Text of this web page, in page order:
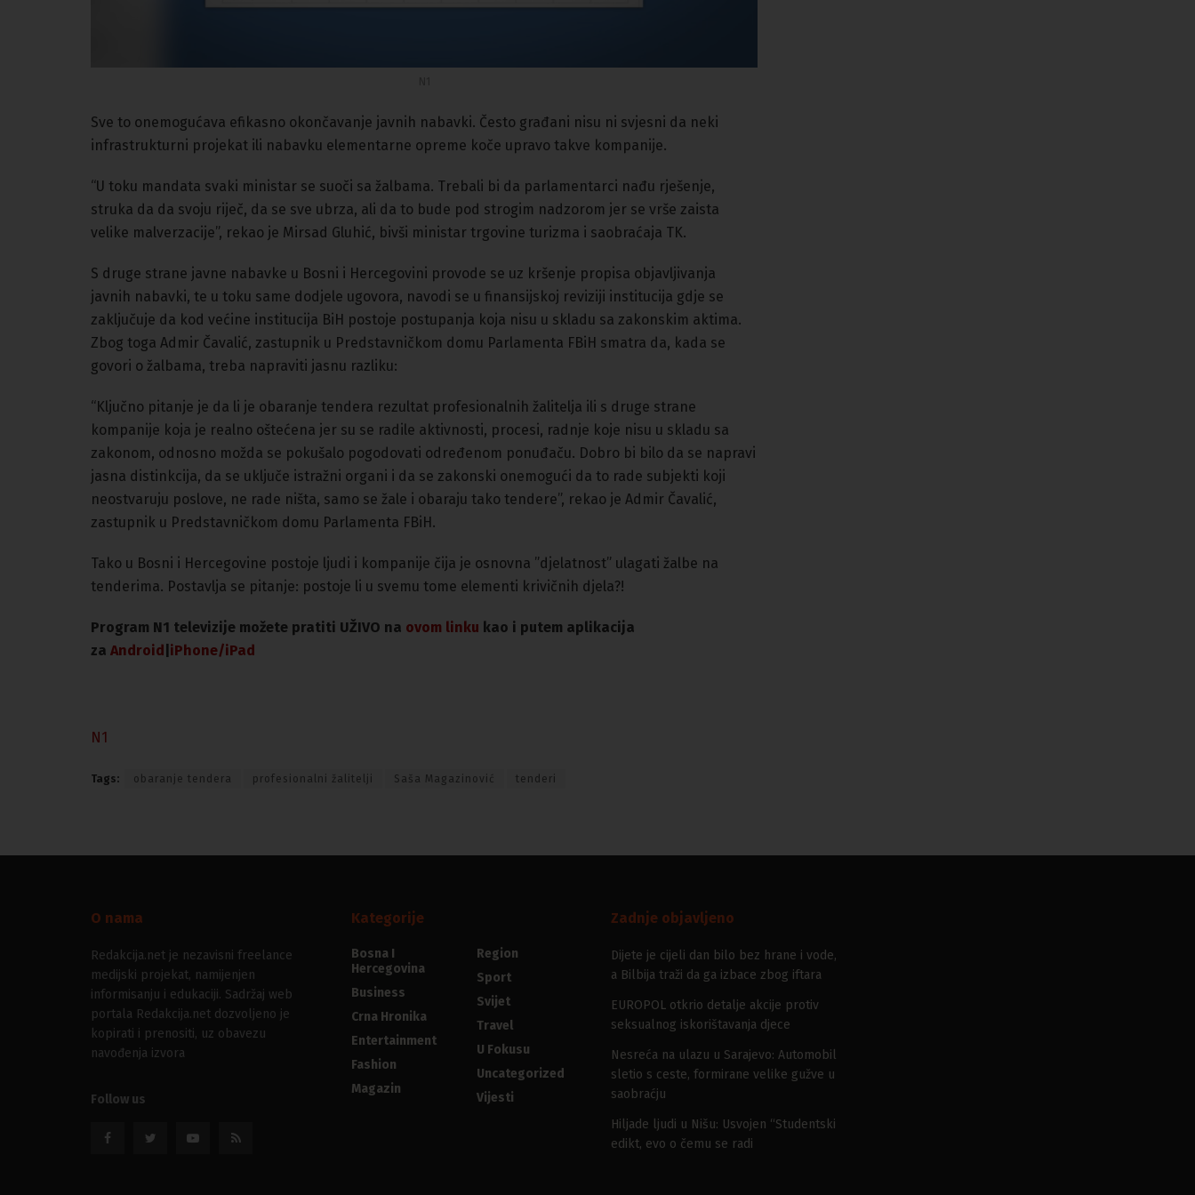
Sve to onemogućava efikasno okončavanje javnih nabavki. Često građani nisu ni svjesni da neki
infrastrukturni projekat ili nabavku elementarne opreme koče upravo takve kompanije.
“U toku mandata svaki ministar se suoči sa žalbama. Trebali bi da parlamentarci nađu rješenje,
struka da da svoju riječ, da se sve ubrza, ali da to bude pod strogim nadzorom jer se vrše zaista
velike malverzacije”, rekao je Mirsad Gluhić, bivši ministar trgovine turizma i saobraćaja TK.
S druge strane javne nabavke u Bosni i Hercegovini provode se uz kršenje propisa objavljivanja
javnih nabavki, te u toku same dodjele ugovora, navodi se u finansijskoj reviziji institucija gdje se
zaključuje da kod većine institucija BiH postoje postupanja koja nisu u skladu sa zakonskim aktima.
Zbog toga Admir Čavalić, zastupnik u Predstavničkom domu Parlamenta FBiH smatra da, kada se
govori o žalbama, treba napraviti jasnu razliku:
“Ključno pitanje je da li je obaranje tendera rezultat profesionalnih žalitelja ili s druge strane
kompanije koja je realno oštećena jer su se radile aktivnosti, procesi, radnje koje nisu u skladu sa
zakonom, odnosno možda se pokušalo pogodovati određenom ponuđaču. Dobro bi bilo da se napravi
jasna distinkcija, da se uključe istražni organi i da se zakonski onemogući da to rade subjekti koji
neostvaruju poslove, ne rade ništa, samo se žale i obaraju tako tendere”, rekao je Admir Čavalić,
zastupnik u Predstavničkom domu Parlamenta FBiH.
Tako u Bosni i Hercegovine postoje ljudi i kompanije čija je osnovna ”djelatnost” ulagati žalbe na
tenderima. Postavlja se pitanje: postoje li u svemu tome elementi krivičnih djela?!
Program N1 televizije možete pratiti UŽIVO na ovom linku kao i putem aplikacija
za Android iPhone/iPad
N1
Tags: obaranje tendera profesionalni žalitelji Saša Magazinović tenderi
O nama
Redakcija.net je nezavisni freelance
medijski projekat, namijenjen
informisanju i edukaciji. Sadržaj web
portala Redakcija.net dozvoljeno je
kopirati i prenositi, uz obavezu
navođenja izvora
Follow us
Kategorije
Bosna I
Hercegovina
Business
Crna Hronika
Entertainment
Fashion
Magazin
Region
Sport
Svijet
Travel
U Fokusu
Uncategorized
Vijesti
Zadnje objavljeno
Dijete je cijeli dan bilo bez hrane i vode,
a Bilbija traži da ga izbace zbog iftara
EUROPOL otkrio detalje akcije protiv
seksualnog iskorištavanja djece
Nesreća na ulazu u Sarajevo: Automobil
sletio s ceste, formirane velike gužve u
saobraćju
Hiljade ljudi u Nišu: Usvojen “Studentski
edikt, evo o čemu se radi